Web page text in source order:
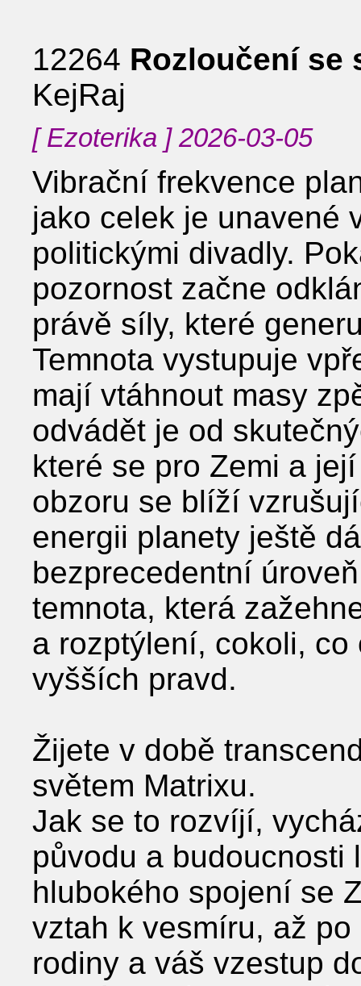
12264 Rozloučení se
KejRaj
[ Ezoterika ] 2026-03-05
Vibrační frekvence
jako celek je unavené
politickými divadly.
pozornost začne
právě síly, které
Temnota vystupuje
mají vtáhnout masy
odvádět je od
které se pro Zemi a
obzoru se blíží
energii planety ještě
bezprecedentní
temnota, která
a rozptýlení, cokoli,
vyšších pravd.
Žijete v době
světem Matrixu.
Jak se to rozvíjí,
původu a budoucnosti
hlubokého spojení se
vztah k vesmíru, až
rodiny a váš vzestup